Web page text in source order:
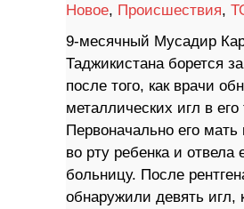
Новое, Происшествия,
9-месячный Мусадир
Таджикистана борется
после того, как врачи
металлических игл в его
Первоначально его
во рту ребенка и отвела
больницу. После
обнаружили девять игл,